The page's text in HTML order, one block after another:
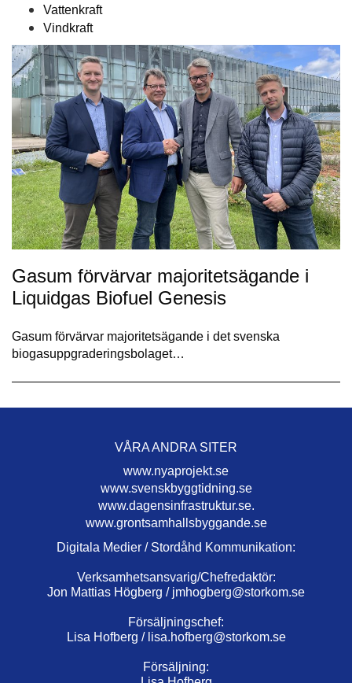
Vattenkraft
Vindkraft
Gasum förvärvar majoritetsägande i
Liquidgas Biofuel Genesis
Gasum förvärvar majoritetsägande i det svenska
biogasuppgraderingsbolaget…
VÅRA ANDRA SITER
www.nyaprojekt.se
www.svenskbyggtidning.se
www.dagensinfrastruktur.se.
www.grontsamhallsbyggande.se
Digitala Medier / Stordåhd Kommunikation:
Verksamhetsansvarig/Chefredaktör:
Jon Mattias Högberg / jmhogberg@storkom.se
Försäljningschef:
Lisa Hofberg / lisa.hofberg@storkom.se
Försäljning: